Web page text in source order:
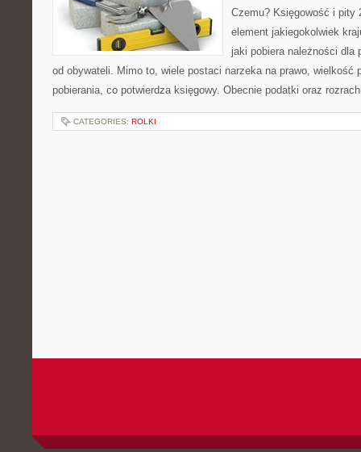
Czemu? Księgowość i pity
element jakiegokolwiek
jaki pobiera należności dla
od obywateli. Mimo to, wiele postaci narzeka na prawo, wielkość
pobierania, co potwierdza księgowy. Obecnie podatki oraz
CATEGORIES: ROLKI